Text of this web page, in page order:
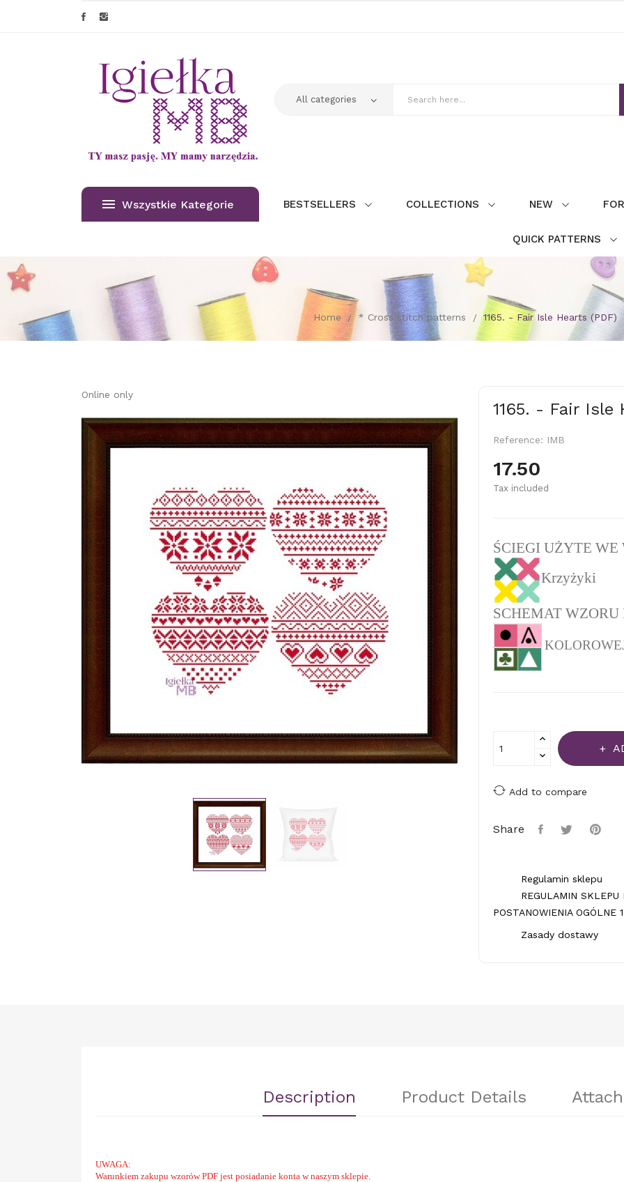
Wszystkie Kategorie BESTSELLERS COLLECTIONS NEW
QUICK PATTERNS
Home * Cross stitch patterns 1165. - Fair Isle Hearts (PDF)
Online only
1165. - Fair Isle
Reference: IMB
17.50
Tax included
ŚCIEGI UŻYTE WE
Krzyżyki
SCHEMAT WZORU
Add to compare
Share
Regulamin sklepu
REGULAMIN
POSTANOWIENIA
Zasady dostawy
Description Product Details
UWAGA:
Warunkiem zakupu wzorów PDF jest posiadanie konta w naszym sklepie.